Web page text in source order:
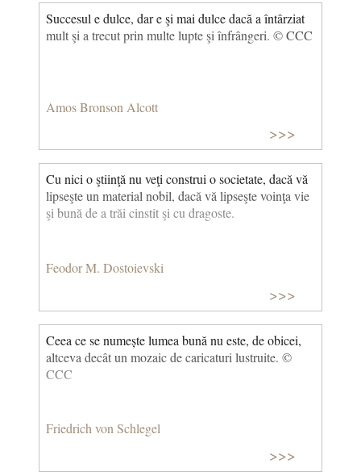
Succesul e dulce, dar e şi mai dulce dacă a întârziat
mult şi a trecut prin multe lupte şi înfrângeri. © CCC
Amos Bronson Alcott
>>>
Cu nici o ştiinţă nu veţi construi o societate, dacă vă
lipseşte un material nobil, dacă vă lipseşte voinţa vie
şi bună de a trăi cinstit şi cu dragoste.
Feodor M. Dostoievski
>>>
Ceea ce se numește lumea bună nu este, de obicei,
altceva decât un mozaic de caricaturi lustruite. ©
CCC
Friedrich von Schlegel
>>>